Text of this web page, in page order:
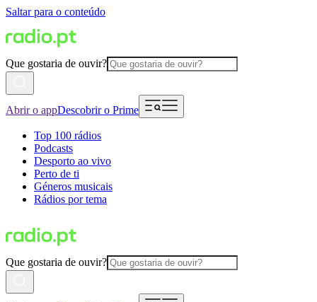
Saltar para o conteúdo
Que gostaria de ouvir?
Abrir o appDescobrir o Prime
Top 100 rádios
Podcasts
Desporto ao vivo
Perto de ti
Géneros musicais
Rádios por tema
Que gostaria de ouvir?